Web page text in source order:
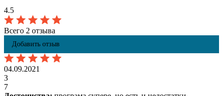
4.5
Всего 2 отзыва
Добавить отзыв
04.09.2021
3
7